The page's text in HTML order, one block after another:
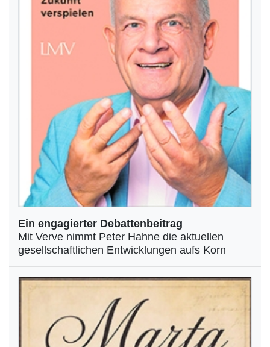
Ein engagierter Debattenbeitrag
Mit Verve nimmt Peter Hahne die aktuellen
gesellschaftlichen Entwicklungen aufs Korn